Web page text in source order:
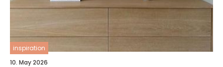
inspiration
10. May 2026